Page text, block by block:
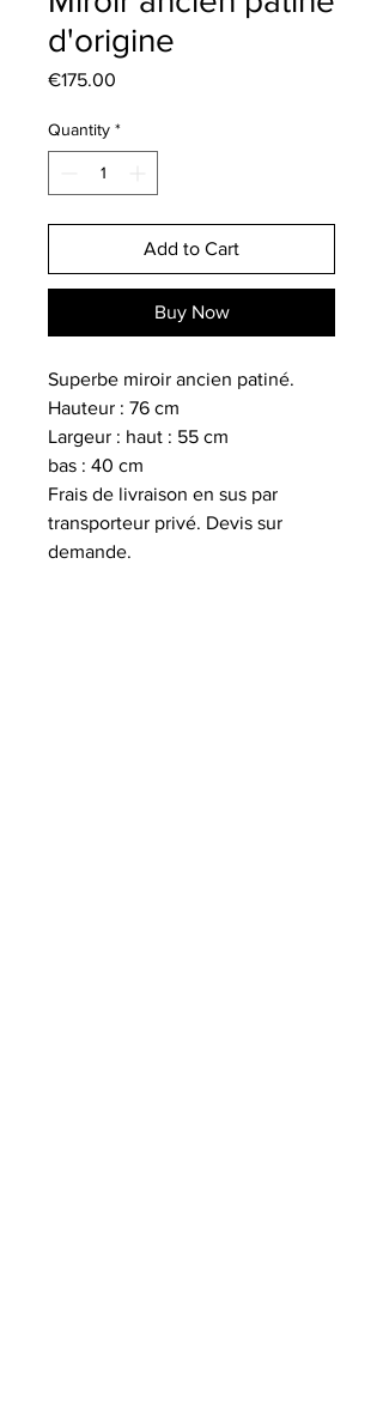
d'origine
€175.00
Quantity *
Add to Cart
Buy Now
Superbe miroir ancien patiné.
Hauteur : 76 cm
Largeur : haut : 55 cm
bas : 40 cm
Frais de livraison en sus par
transporteur privé. Devis sur
demande.